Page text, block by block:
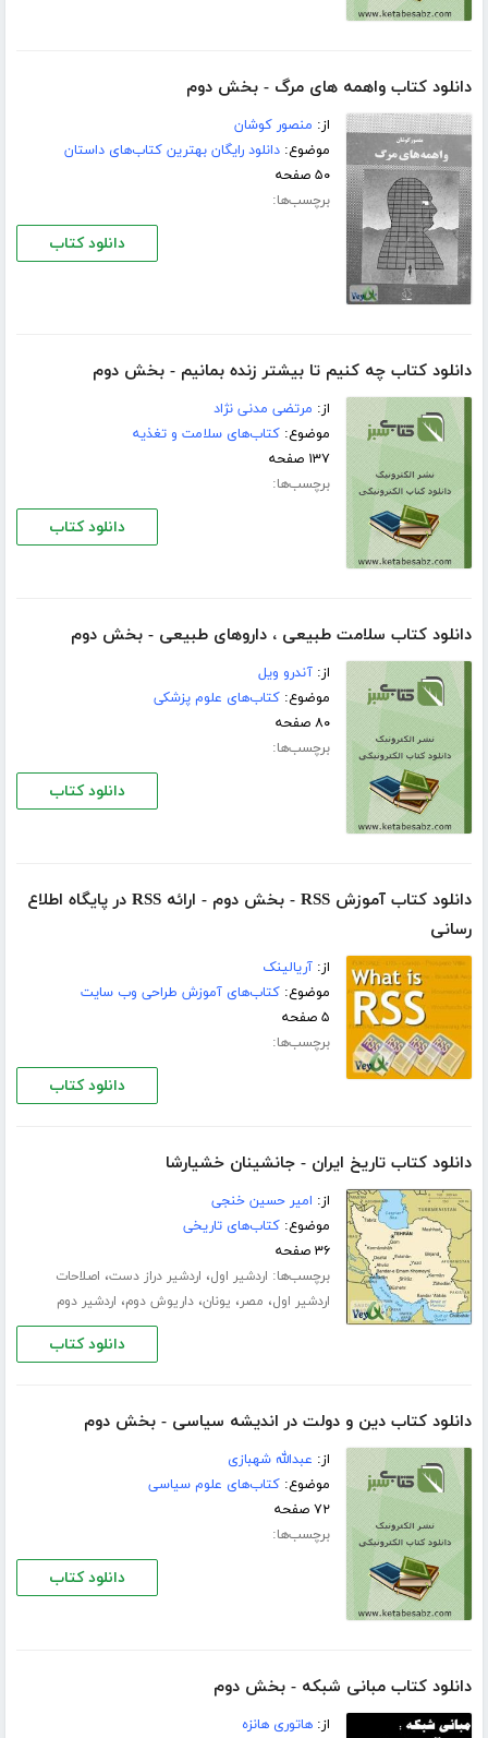
دانلود کتاب واهمه های مرگ - بخش دوم
از: منصور کوشان
موضوع:دانلود رایگان بهترین کتاب‌های داستان
۵۰ صفحه
برچسب‌ها:
دانلود کتاب
دانلود کتاب چه کنیم تا بیشتر زنده بمانیم - بخش دوم
از: مرتضی مدنی نژاد
موضوع:کتاب‌های سلامت و تغذیه
۱۳۷ صفحه
برچسب‌ها:
دانلود کتاب
دانلود کتاب سلامت طبیعی ، داروهای طبیعی - بخش دوم
از:آندرو ویل
موضوع:کتاب‌های علوم پزشکی
۸۰ صفحه
برچسب‌ها:
دانلود کتاب
دانلود کتاب آموزش RSS - بخش دوم - ارائه RSS در پایگاه اطلاع
رسانی
از:آریالینک
موضوع:کتاب‌های آموزش طراحی وب سایت
۵ صفحه
برچسب‌ها:
دانلود کتاب
دانلود کتاب تاریخ ایران - جانشینان خشیارشا
از: امیر حسین خنجی
موضوع:کتاب‌های تاریخی
۳۶ صفحه
برچسب‌ها: اردشیر اول، اردشیر دراز دست، اصلاحات
اردشیر اول، مصر، یونان،داریوش دوم، اردشیر دوم
دانلود کتاب
دانلود کتاب دین و دولت در اندیشه سیاسی - بخش دوم
از: عبدالله شهبازی
موضوع:کتاب‌های علوم سیاسی
۷۲ صفحه
برچسب‌ها:
دانلود کتاب
دانلود کتاب مبانی شبکه - بخش دوم
از:هاتوری هانزه